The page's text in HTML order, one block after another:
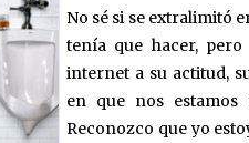
No sé si se extralimitó
tenía que hacer,
internet a su actitud,
en que nos estamos
Reconozco que yo